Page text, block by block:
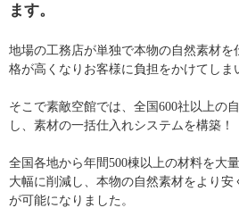
ます。
地場の工務店が単独で本物の自然素材を
格が高くなりお客様に負担をかけてしま
そこで素敵空館では、全国600社以上の
し、素材の一括仕入れシステムを構築！
全国各地から年間500棟以上の材料を大
大幅に削減し、本物の自然素材をより安
が可能になりました。